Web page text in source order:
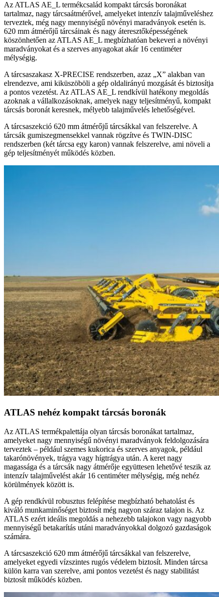
Az ATLAS AE_L termékcsalád kompakt tárcsás boronákat
tartalmaz, nagy tárcsaátmérővel, amelyeket intenzív talajműveléshez
terveztek, még nagy mennyiségű növényi maradványok esetén is.
620 mm átmérőjű tárcsáinak és nagy áteresztőképességének
köszönhetően az ATLAS AE_L megbízhatóan bekeveri a növényi
maradványokat és a szerves anyagokat akár 16 centiméter
mélységig.
A tárcsaszakasz X-PRECISE rendszerben, azaz „X” alakban van
elrendezve, ami kiküszöböli a gép oldalirányú mozgását és biztosítja
a pontos vezetést. Az ATLAS AE_L rendkívül hatékony megoldás
azoknak a vállalkozásoknak, amelyek nagy teljesítményű, kompakt
tárcsás boronát keresnek, mélyebb talajművelés lehetőségével.
A tárcsaszekció 620 mm átmérőjű tárcsákkal van felszerelve. A
tárcsák gumiszegmensekkel vannak rögzítve és TWIN-DISC
rendszerben (két tárcsa egy karon) vannak felszerelve, ami növeli a
gép teljesítményét működés közben.
ATLAS nehéz kompakt tárcsás boronák
Az ATLAS termékpalettája olyan tárcsás boronákat tartalmaz,
amelyeket nagy mennyiségű növényi maradványok feldolgozására
terveztek – például szemes kukorica és szerves anyagok, például
takarónövények, trágya vagy hígtrágya után. A keret nagy
magassága és a tárcsák nagy átmérője együttesen lehetővé teszik az
intenzív talajművelést akár 16 centiméter mélységig, még nehéz
körülmények között is.
A gép rendkívül robusztus felépítése megbízható behatolást és
kiváló munkaminőséget biztosít még nagyon száraz talajon is. Az
ATLAS ezért ideális megoldás a nehezebb talajokon vagy nagyobb
mennyiségű betakarítás utáni maradványokkal dolgozó gazdaságok
számára.
A tárcsaszekció 620 mm átmérőjű tárcsákkal van felszerelve,
amelyeket egyedi vízszintes rugós védelem biztosít. Minden tárcsa
külön karra van szerelve, ami pontos vezetést és nagy stabilitást
biztosít működés közben.